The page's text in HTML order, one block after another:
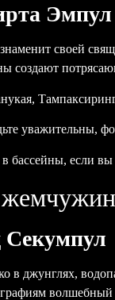
Эмпул
своей
создают
уважительны,
в бассейны, если
Секумпул
в джунглях,
волшебный